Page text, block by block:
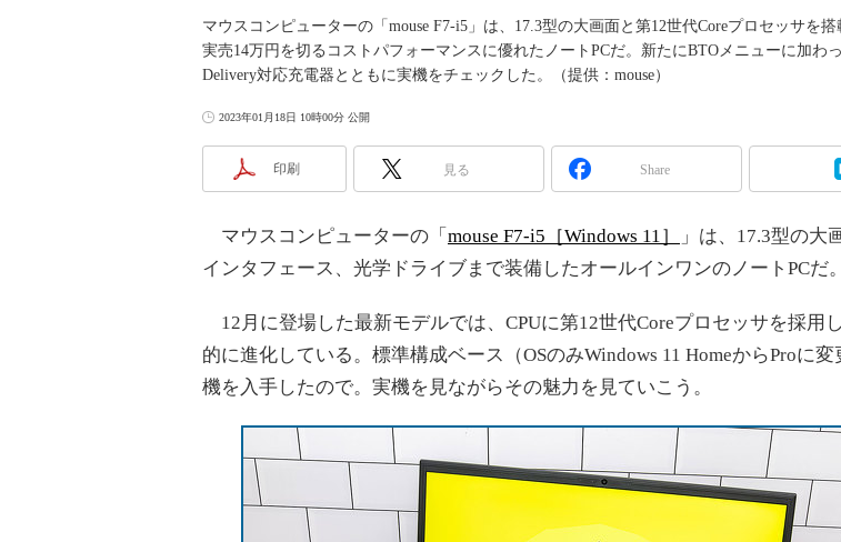
マウスコンピューターの「mouse F7-i5」は、17.3型の大画面と第12世代Coreプロセッサを搭
実売14万円を切るコストパフォーマンスに優れたノートPCだ。新たにBTOメニューに加わ
Delivery対応充電器とともに実機をチェックした。（提供：mouse）
2023年01月18日 10時00分 公開
印刷 見る Share
マウスコンピューターの「 mouse F7-i5［Windows 11］
」は、17.3型の大
インタフェース、光学ドライブまで装備したオールインワンのノートPCだ。
12月に登場した最新モデルでは、CPUに第12世代Coreプロセッサを採用
的に進化している。標準構成ベース（OSのみWindows 11 HomeからProに
機を入手したので。実機を見ながらその魅力を見ていこう。